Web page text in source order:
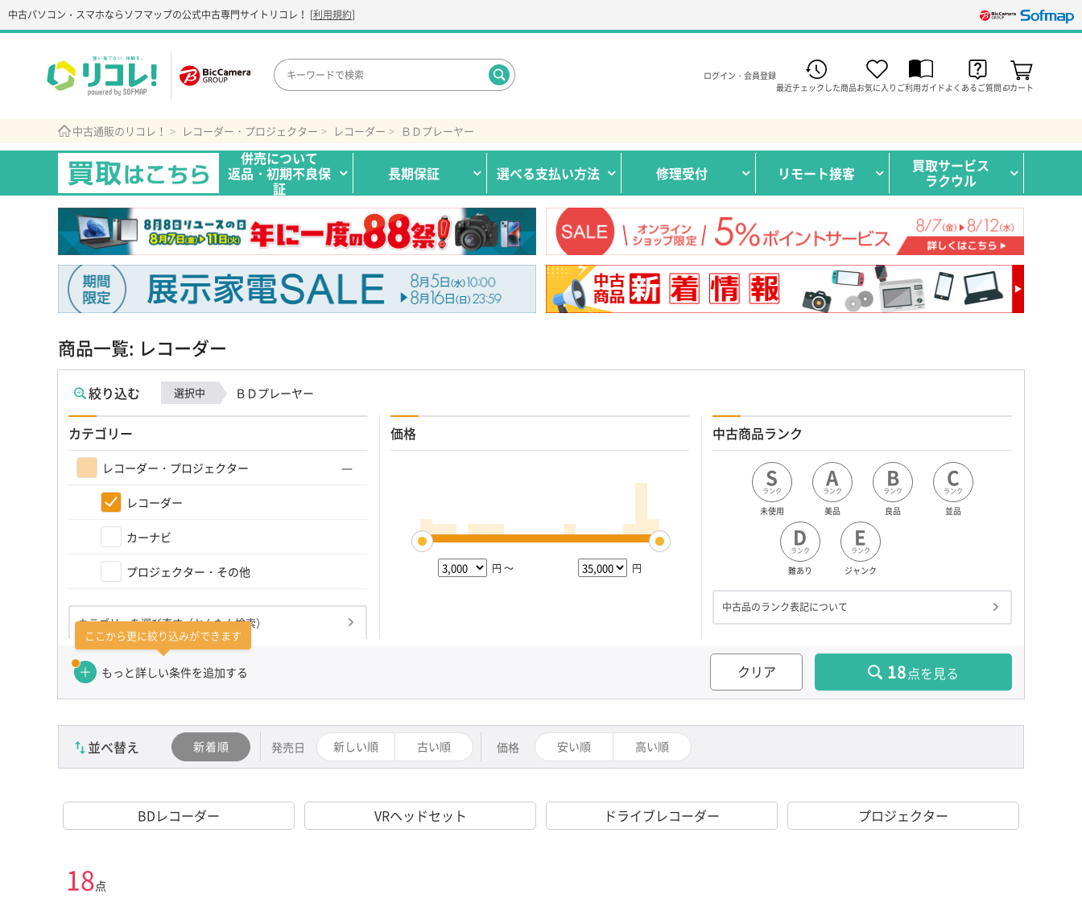
中古パソコン・スマホならソフマップの公式中古専門サイト リコレ！ [利用規約]
ログイン・会員登録
最近チェックした商品お気に入り ご利用ガイドよくあるご質問 カート
中古通販のリコレ！ レコーダー・プロジェクター レコーダー ＢＤプレーヤー
併売について
返品・初期不良保
証
長期保証 選べる支払い方法 修理受付 リモート接客 買取サービス
ラクウル
商品一覧: レコーダー
絞り込む 選択中 ＢＤプレーヤー
カテゴリー
レコーダー・プロジェクター
レコーダー
カーナビ
プロジェクター・その他
カテゴリーを選び直す（かんたん検索）
価格
円 ～ 円
中古商品ランク
S
ランク
未使用
A
ランク
美品
B
ランク
良品
C
ランク
並品
D
ランク
難あり
E
ランク
ジャンク
中古品のランク表記について
ここから更に絞り込みができます
もっと詳しい条件を追加する クリア 18点を見る
並べ替え 新着順 発売日 新しい順 古い順 価格 安い順 高い順
BDレコーダー VRヘッドセット ドライブレコーダー プロジェクター
18点